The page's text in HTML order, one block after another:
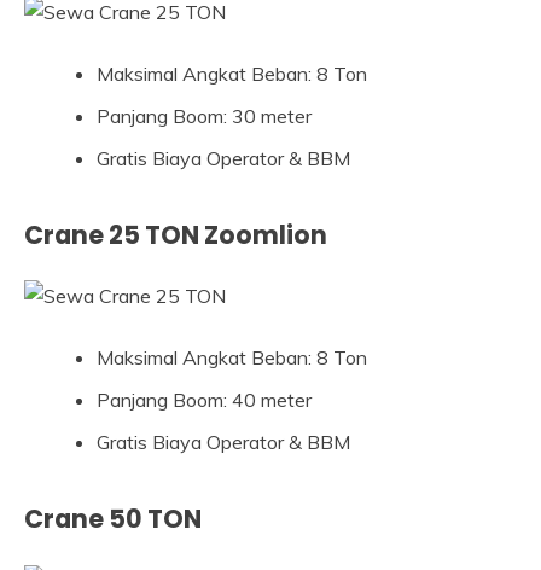
Maksimal Angkat Beban: 8 Ton
Panjang Boom: 30 meter
Gratis Biaya Operator & BBM
Crane 25 TON Zoomlion
Maksimal Angkat Beban: 8 Ton
Panjang Boom: 40 meter
Gratis Biaya Operator & BBM
Crane 50 TON